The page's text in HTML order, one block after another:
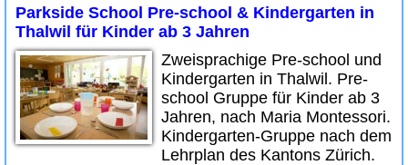
Parkside School Pre-school & Kindergarten in
Thalwil für Kinder ab 3 Jahren
Zweisprachige Pre-school und
Kindergarten in Thalwil. Pre-
school Gruppe für Kinder ab 3
Jahren, nach Maria Montessori.
Kindergarten-Gruppe nach dem
Lehrplan des Kantons Zürich.